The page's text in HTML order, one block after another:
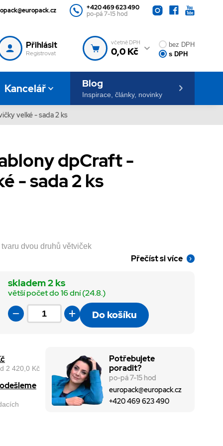
+420 469 623 490
po-pá 7-15 hod
Přihlásit
Registrovat
včetně DPH
0,0 Kč
bez DPH
s DPH
Kancelář Blog
Inspirace, články, novinky
velké - sada 2 ks
dpCraft -
- sada 2 ks
dvou druhů větviček
Přečíst si více
skladem 2 ks
větší počet do 16 dní (24.8.)
Do košíku
2 420,0 Kč
Potřebujete
poradit?
po-pá 7-15 hod
europack@europack.cz
+420 469 623 490